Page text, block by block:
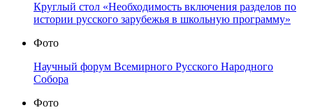
Круглый стол «Необходимость включения разделов по
истории русского зарубежья в школьную программу»
Фото
Научный форум Всемирного Русского Народного
Собора
Фото